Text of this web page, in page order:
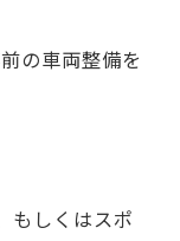
の車両整備を
もしくはスポ